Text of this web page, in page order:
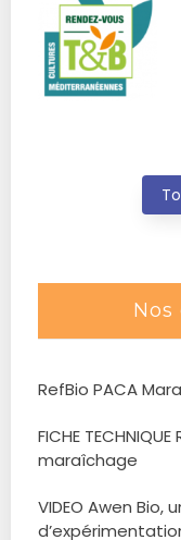
RefBio PACA
FICHE TECHNIQUE Réussir ses couverts végétaux en
maraîchage
VIDEO Awen